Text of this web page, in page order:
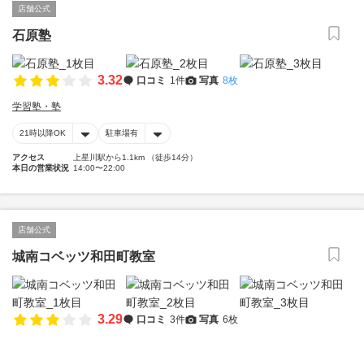
店舗公式
石原塾
3.32 口コミ 1件 写真 8枚
学習塾・塾
21時以降OK 駐車場有
アクセス
上星川駅から1.1km （徒歩14分）
本日の営業状況 14:00〜22:00
店舗公式
城南コベッツ和田町教室
3.29 口コミ 3件 写真 6枚